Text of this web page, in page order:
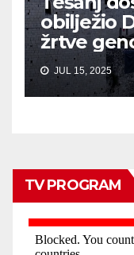
obilježio
žrtve
JUL 15, 2025
TV PROGRAM